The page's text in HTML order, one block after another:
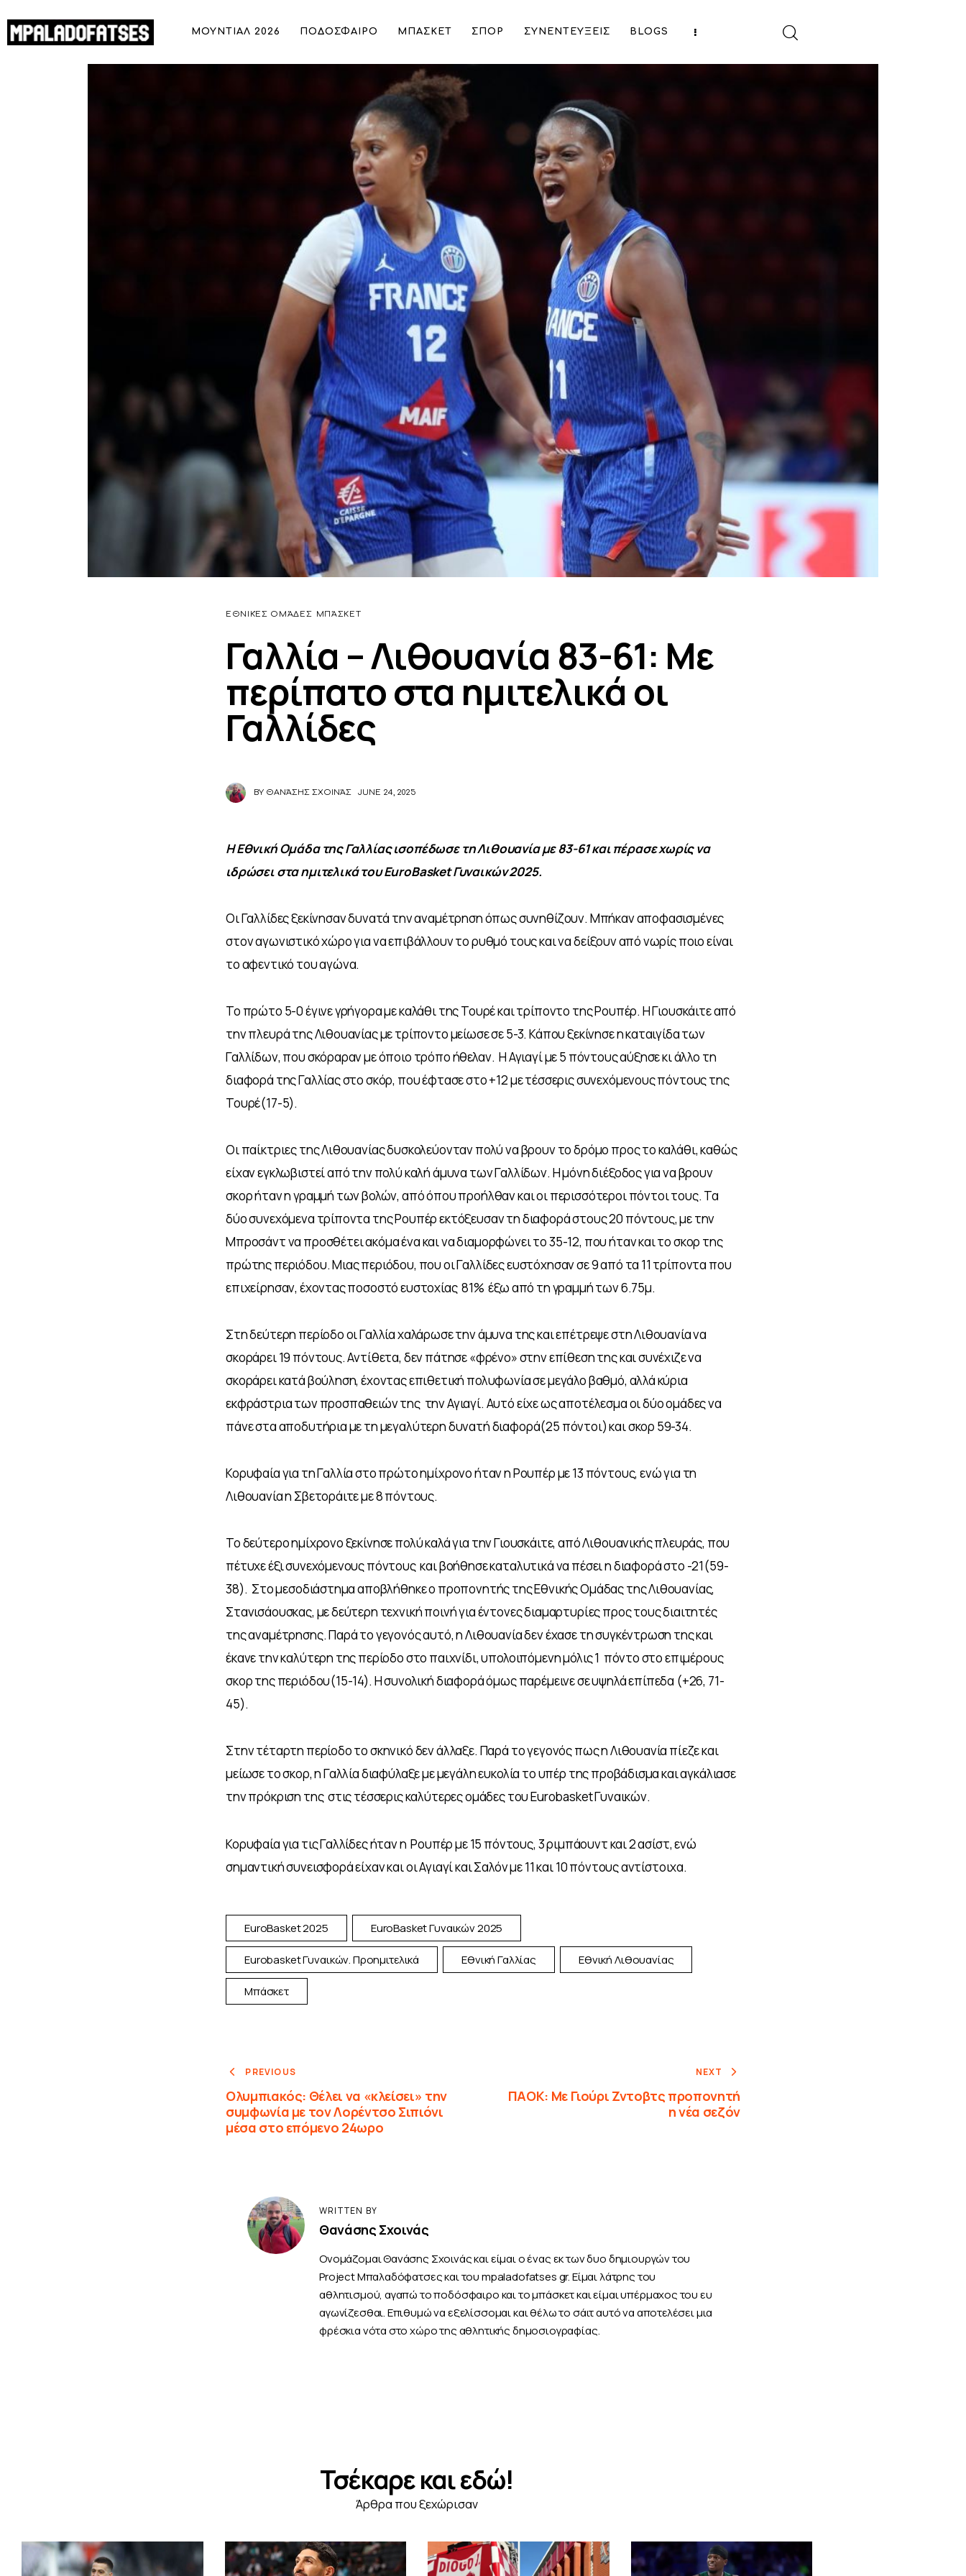
ΜΟΥΝΤΙΑΛ 2026 ΠΟΔΟΣΦΑΙΡΟ ΜΠΑΣΚΕΤ ΣΠΟΡ ΣΥΝΕΝΤΕΥΞΕΙΣ BLOGS
Γαλλία – Λιθουανία 83-61: Με περίπατο στα ημιτελικά οι Γαλλίδες
ΜΟΥΝΤΙΑΛ 2026
ΕΘΝΙΚΈΣ ΟΜΆΔΕΣ ΜΠΆΣΚΕΤ
Γαλλία – Λιθουανία 83-61: Με
περίπατο στα ημιτελικά οι
Γαλλίδες
BY ΘΑΝΆΣΗΣ ΣΧΟΙΝΆΣ JUNE 24, 2025
Η Εθνική Ομάδα της Γαλλίας ισοπέδωσε τη Λιθουανία με 83-61 και πέρασε χωρίς να
ιδρώσει στα ημιτελικά του EuroΒasket Γυναικών 2025.
Οι Γαλλίδες ξεκίνησαν δυνατά την αναμέτρηση όπως συνηθίζουν. Μπήκαν αποφασισμένες
στον αγωνιστικό χώρο για να επιβάλλουν το ρυθμό τους και να δείξουν από νωρίς ποιο είναι
το αφεντικό του αγώνα.
Το πρώτο 5-0 έγινε γρήγορα με καλάθι της Τουρέ και τρίποντο της Ρουπέρ. Η Γιουσκάιτε από
την πλευρά της Λιθουανίας με τρίποντο μείωσε σε 5-3. Κάπου ξεκίνησε η καταιγίδα των
Γαλλίδων, που σκόραραν με όποιο τρόπο ήθελαν.  Η Αγιαγί με 5 πόντους αύξησε κι άλλο τη
διαφορά της Γαλλίας στο σκόρ, που έφτασε στο +12 με τέσσερις συνεχόμενους πόντους της
Τουρέ(17-5).
Οι παίκτριες της Λιθουανίας δυσκολεύονταν πολύ να βρουν το δρόμο προς το καλάθι, καθώς
είχαν εγκλωβιστεί από την πολύ καλή άμυνα των Γαλλίδων. Η μόνη διέξοδος για να βρουν
σκορ ήταν η γραμμή των βολών, από όπου προήλθαν και οι περισσότεροι πόντοι τους. Τα
δύο συνεχόμενα τρίποντα της Ρουπέρ εκτόξευσαν τη διαφορά στους 20 πόντους, με την
Μπροσάντ να προσθέτει ακόμα ένα και να διαμορφώνει το 35-12, που ήταν και το σκορ της
πρώτης περιόδου. Μιας περιόδου, που οι Γαλλίδες ευστόχησαν σε 9 από τα 11 τρίποντα που
επιχείρησαν, έχοντας ποσοστό ευστοχίας  81%  έξω από τη γραμμή των 6.75μ.
Στη δεύτερη περίοδο οι Γαλλία χαλάρωσε την άμυνα της και επέτρεψε στη Λιθουανία να
σκοράρει 19 πόντους. Αντίθετα, δεν πάτησε «φρένο» στην επίθεση της και συνέχιζε να
σκοράρει κατά βούληση, έχοντας επιθετική πολυφωνία σε μεγάλο βαθμό, αλλά κύρια
εκφράστρια των προσπαθειών της  την Αγιαγί. Αυτό είχε ως αποτέλεσμα οι δύο ομάδες να
πάνε στα αποδυτήρια με τη μεγαλύτερη δυνατή διαφορά(25 πόντοι) και σκορ 59-34.
Κορυφαία για τη Γαλλία στο πρώτο ημίχρονο ήταν η Ρουπέρ με 13 πόντους, ενώ για τη
Λιθουανία η Σβετοράιτε με 8 πόντους.
Το δεύτερο ημίχρονο ξεκίνησε πολύ καλά για την Γιουσκάιτε, από Λιθουανικής πλευράς, που
πέτυχε έξι συνεχόμενους πόντους  και βοήθησε καταλυτικά να πέσει η διαφορά στο -21(59-
38).  Στο μεσοδιάστημα αποβλήθηκε ο προπονητής της Εθνικής Ομάδας της Λιθουανίας,
Στανισάουσκας, με δεύτερη τεχνική ποινή για έντονες διαμαρτυρίες προς τους διαιτητές
της αναμέτρησης. Παρά το γεγονός αυτό, η Λιθουανία δεν έχασε τη συγκέντρωση της και
έκανε την καλύτερη της περίοδο στο παιχνίδι, υπολοιπόμενη μόλις 1  πόντο στο επιμέρους
σκορ της περιόδου(15-14). Η συνολική διαφορά όμως παρέμεινε σε υψηλά επίπεδα (+26, 71-
45).
Στην τέταρτη περίοδο το σκηνικό δεν άλλαξε. Παρά το γεγονός πως η Λιθουανία πίεζε και
μείωσε το σκορ, η Γαλλία διαφύλαξε με μεγάλη ευκολία το υπέρ της προβάδισμα και αγκάλιασε
την πρόκριση της  στις τέσσερις καλύτερες ομάδες του Eurobasket Γυναικών.
Κορυφαία για τις Γαλλίδες ήταν η  Ρουπέρ με 15 πόντους, 3 ριμπάουντ και 2 ασίστ, ενώ
σημαντική συνεισφορά είχαν και οι Αγιαγί και Σαλόν με 11 και 10 πόντους αντίστοιχα.
EuroBasket 2025 EuroBasket Γυναικών 2025
Eurobasket Γυναικών. Προημιτελικά Εθνική Γαλλίας Εθνική Λιθουανίας
Μπάσκετ
PREVIOUS
Ολυμπιακός: Θέλει να «κλείσει» την
συμφωνία με τον Λορέντσο Σιπιόνι
μέσα στο επόμενο 24ωρο
NEXT
ΠΑΟΚ: Με Γιούρι Ζντοβτς προπονητή
η νέα σεζόν
WRITTEN BY
Θανάσης Σχοινάς
Ονομάζομαι Θανάσης Σχοινάς και είμαι ο ένας εκ των δυο δημιουργών του
Project Μπαλαδόφατσες και του mpaladofatses gr. Είμαι λάτρης του
αθλητισμού, αγαπώ το ποδόσφαιρο και το μπάσκετ και είμαι υπέρμαχος του ευ
αγωνίζεσθαι. Επιθυμώ να εξελίσσομαι και θέλω το σάιτ αυτό να αποτελέσει μια
φρέσκια νότα στο χώρο της αθλητικής δημοσιογραφίας.
Τσέκαρε και εδώ!
Άρθρα που ξεχώρισαν